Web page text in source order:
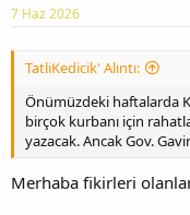
7 Haz 2026
TatliKedicik' Alıntı:
Önümüzdeki haftalarda
birçok kurbanı için
yazacak. Ancak Gov.
Merhaba fikirleri